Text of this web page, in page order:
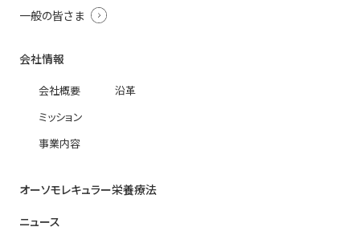
一般の皆さま
会社情報
会社概要
ミッション
事業内容
沿革
オーソモレキュラー栄養療法
ニュース